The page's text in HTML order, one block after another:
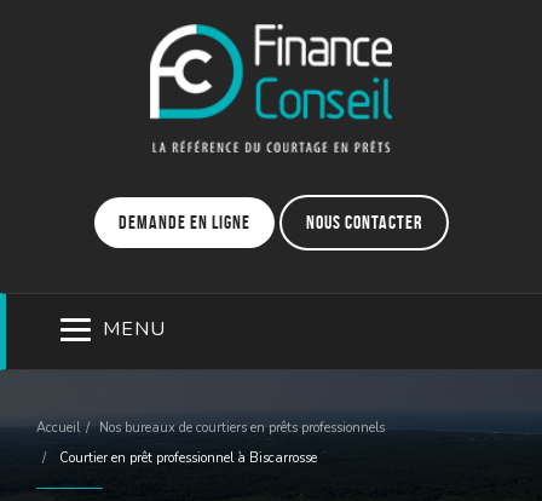
Demande en ligne Nous contacter
MENU
Accueil
Nos bureaux de courtiers en prêts professionnels
Courtier en prêt professionnel à Biscarrosse